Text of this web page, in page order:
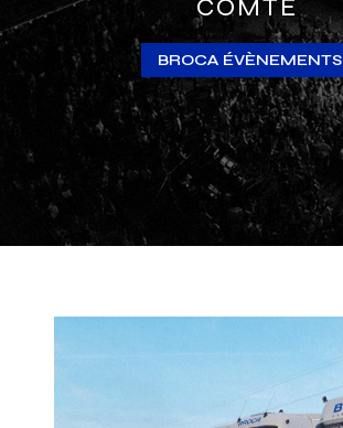
COMTÉ
BROCA ÉVÈNEMENTS